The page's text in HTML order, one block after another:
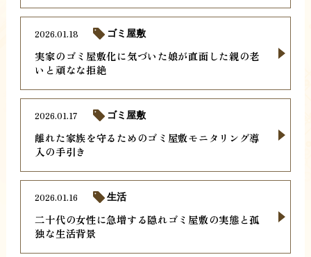
実家のゴミ屋敷化に気づいた娘が直面した親の老
いと頑なな拒絶
2026.01.18 ゴミ屋敷
離れた家族を守るためのゴミ屋敷モニタリング導
入の手引き
2026.01.17 ゴミ屋敷
二十代の女性に急増する隠れゴミ屋敷の実態と孤
独な生活背景
2026.01.16 生活